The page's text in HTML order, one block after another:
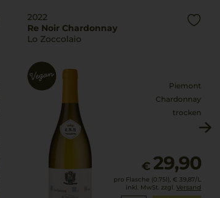
2022
Re Noir Chardonnay
Lo Zoccolaio
Piemont
Chardonnay
trocken
€ 29,90
pro Flasche (0.75l), € 39,87/L
inkl. MwSt. zzgl. Versand